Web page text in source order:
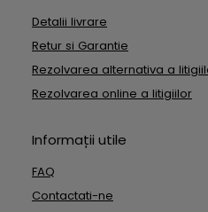
Detalii livrare
Retur si Garantie
Rezolvarea alternativa a
Rezolvarea online a litigiilor
Informații utile
FAQ
Contactati-ne